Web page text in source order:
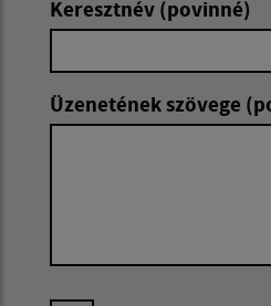
Keresztnév (povinné)
Üzenetének szövege